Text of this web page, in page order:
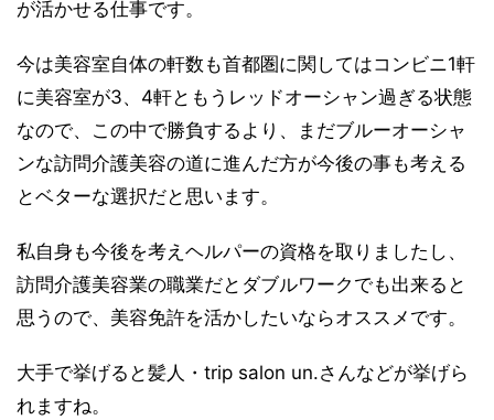
が活かせる仕事です。
今は美容室自体の軒数も首都圏に関してはコンビニ1軒
に美容室が3、4軒ともうレッドオーシャン過ぎる状態
なので、この中で勝負するより、まだブルーオーシャ
ンな訪問介護美容の道に進んだ方が今後の事も考える
とベターな選択だと思います。
私自身も今後を考えヘルパーの資格を取りましたし、
訪問介護美容業の職業だとダブルワークでも出来ると
思うので、美容免許を活かしたいならオススメです。
大手で挙げると髪人・trip salon un.さんなどが挙げら
れますね。